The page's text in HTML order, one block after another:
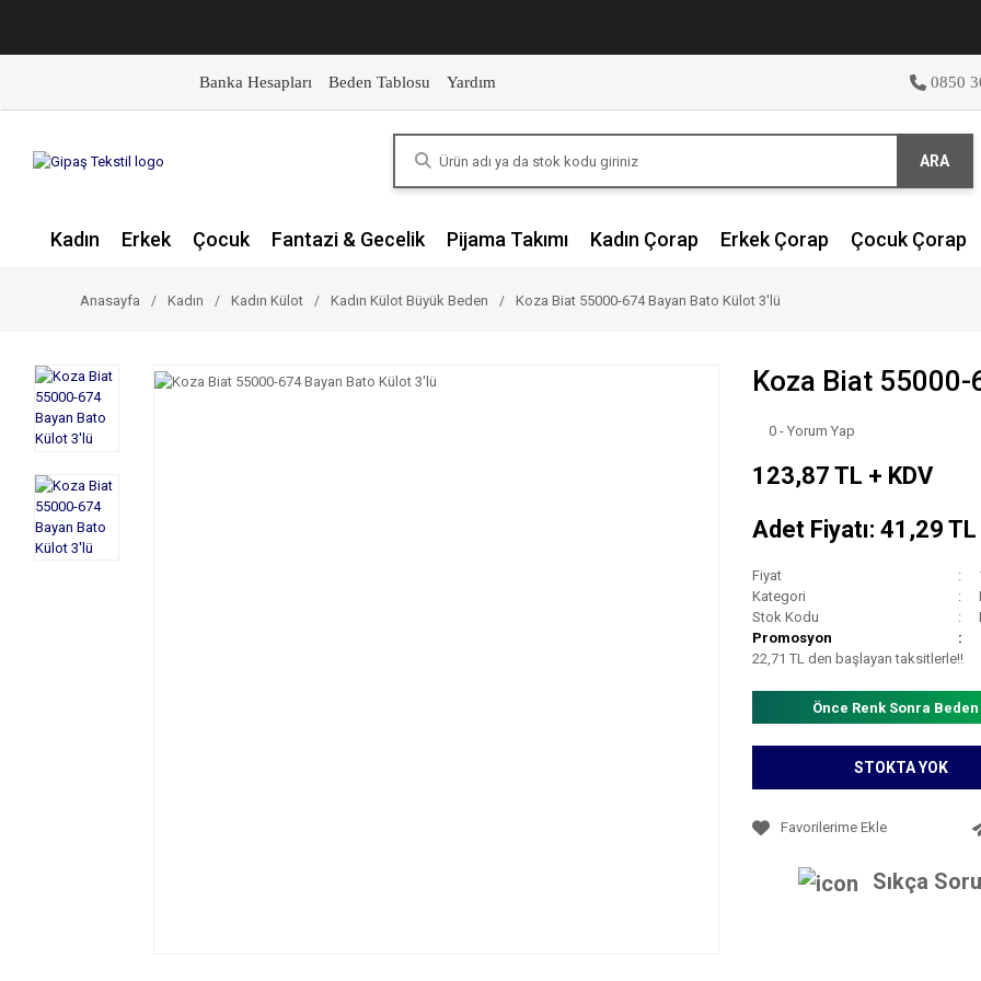
Banka Hesapları Beden Tablosu Yardım 0850
ARA
Kadın Erkek Çocuk Fantazi & Gecelik Pijama Takımı Kadın Çorap Erkek Çorap Çocuk Çorap
Anasayfa Kadın Kadın Külot Kadın Külot Büyük Beden Koza Biat 55000-674 Bayan Bato Külot 3'lü
Koza Biat
0 - Yorum Yap
123,87 TL + KDV
Adet Fiyatı: 41,29 TL
Fiyat
Kategori
Stok Kodu
Promosyon
22,71 TL den başlayan taksitlerle!!
Önce Renk Sonra
STOKTA YOK
Sıkça